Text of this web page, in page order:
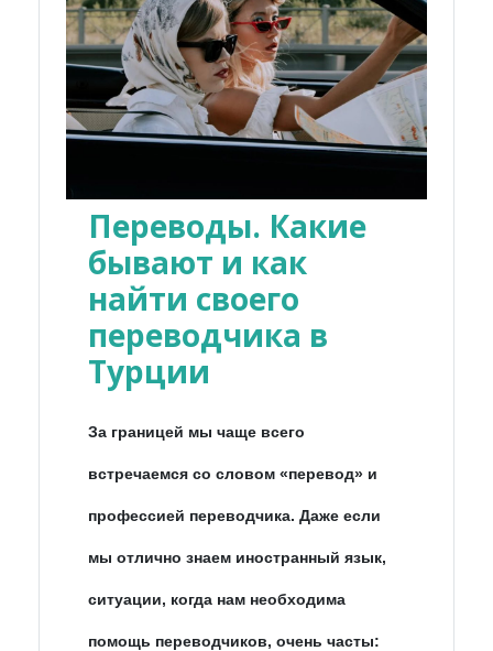
Переводы. Какие
бывают и как
найти своего
переводчика в
Турции
За границей мы чаще всего
встречаемся со словом «перевод» и
профессией переводчика. Даже если
мы отлично знаем иностранный язык,
ситуации, когда нам необходима
помощь переводчиков, очень часты: